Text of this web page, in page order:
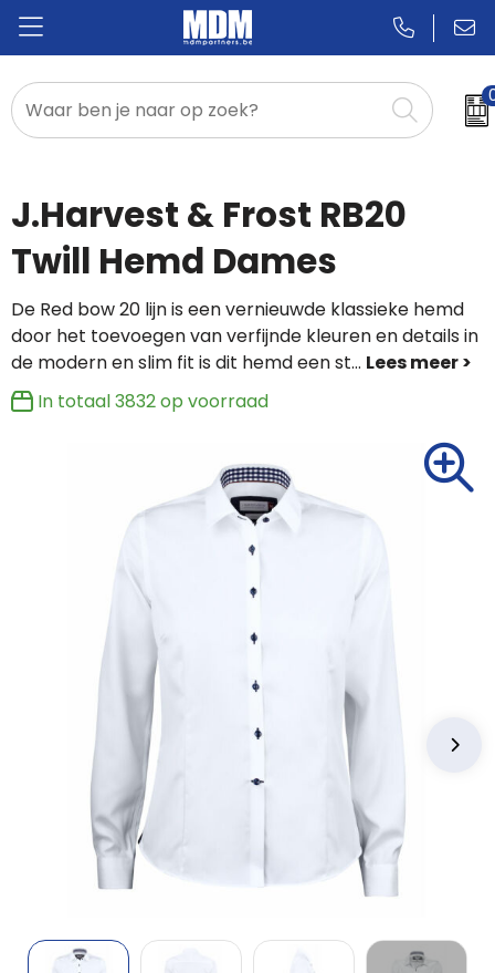
Relatiegeschenken
Promotietextiel
Sportkleding
J.Harvest & Frost RB20
Twill Hemd Dames
De Red bow 20 lijn is een vernieuwde klassieke hemd
door het toevoegen van verfijnde kleuren en details in
de modern en slim fit is dit hemd een st...
In totaal3832op voorraad